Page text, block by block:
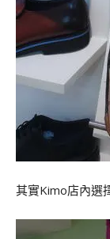
其實Kimo店內選